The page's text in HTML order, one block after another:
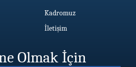
Kadromuz
İletişim
Olmak İçin